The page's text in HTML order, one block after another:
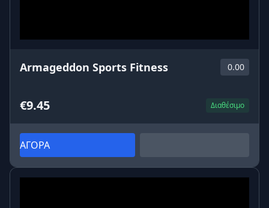
Armageddon Sports Fitness 0.00
€9.45 Διαθέσιμο
ΑΓΟΡΑ